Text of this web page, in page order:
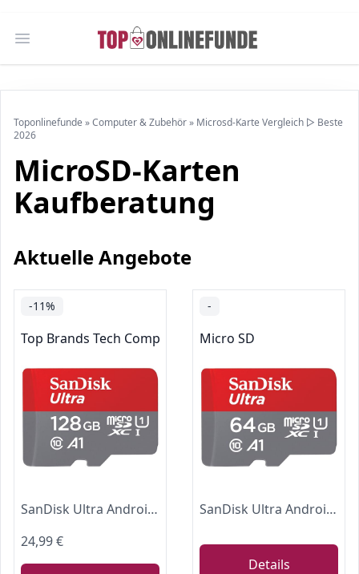
Open main menu
Toponlinefunde »Computer & Zubehör» Microsd-Karte Vergleich ▷ Beste
2026
MicroSD-Karten
Kaufberatung
Aktuelle Angebote
-11%
Top Brands Tech Computer Components
SanDisk Ultra Android microSDXC UHS-I Speicherkarte 128 GB + Adapter (Für Smartphones und Tablets, A1, Class 10, U1, Full HD-Videos, bis zu 140 MB/s Lesegeschwindigkeit) single Pack
24,99 €
-
Micro SD
SanDisk Ultra Android microSDXC UHS-I Speicherkarte 64 GB + Adapter (Für Smartphones und Tablets, A1, Class 10, U1, Full HD-Videos, bis zu 140 MB/s Lesegeschwindigkeit)
Details